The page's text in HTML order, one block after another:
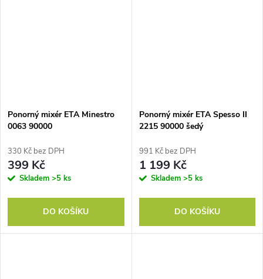
Ponorný mixér ETA Minestro
0063 90000
330 Kč bez DPH
399 Kč
Skladem >5 ks
DO KOŠÍKU
Ponorný mixér ETA Spesso II
2215 90000 šedý
991 Kč bez DPH
1 199 Kč
Skladem >5 ks
DO KOŠÍKU